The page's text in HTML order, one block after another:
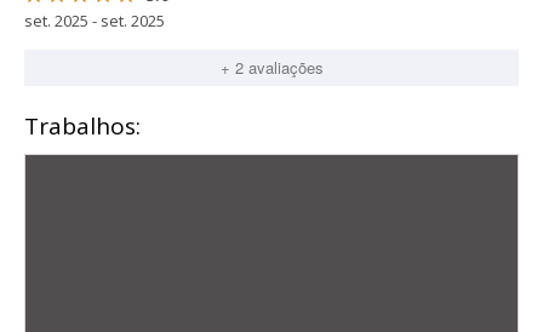
set. 2025 - set. 2025
+ 2 avaliações
Trabalhos: